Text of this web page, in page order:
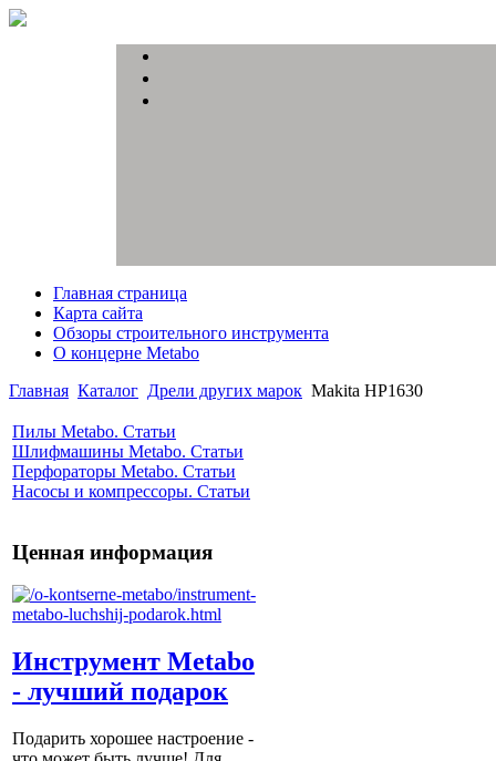
Главная страница
Карта сайта
Обзоры строительного инструмента
О концерне Metabo
Главная Каталог Дрели других марок Makita HP1630
Пилы Metabo. Статьи
Шлифмашины Metabo. Статьи
Перфораторы Metabo. Статьи
Насосы и компрессоры. Статьи
Ценная информация
Инструмент Metabo
- лучший подарок
Подарить хорошее настроение -